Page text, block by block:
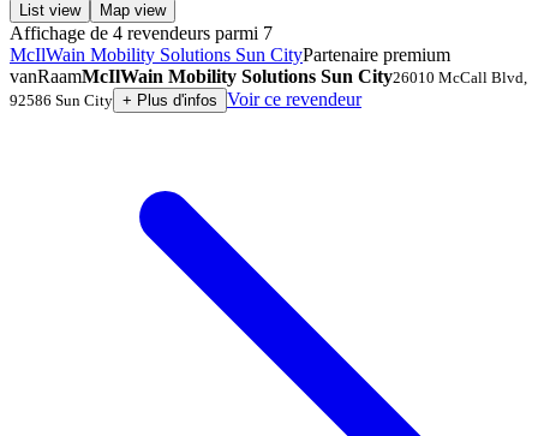
List view
Map view
Affichage de 4 revendeurs parmi 7
McIlWain Mobility Solutions Sun CityPartenaire premium
vanRaamMcIlWain Mobility Solutions Sun City26010 McCall Blvd,
92586 Sun City + Plus d'infos Voir ce revendeur